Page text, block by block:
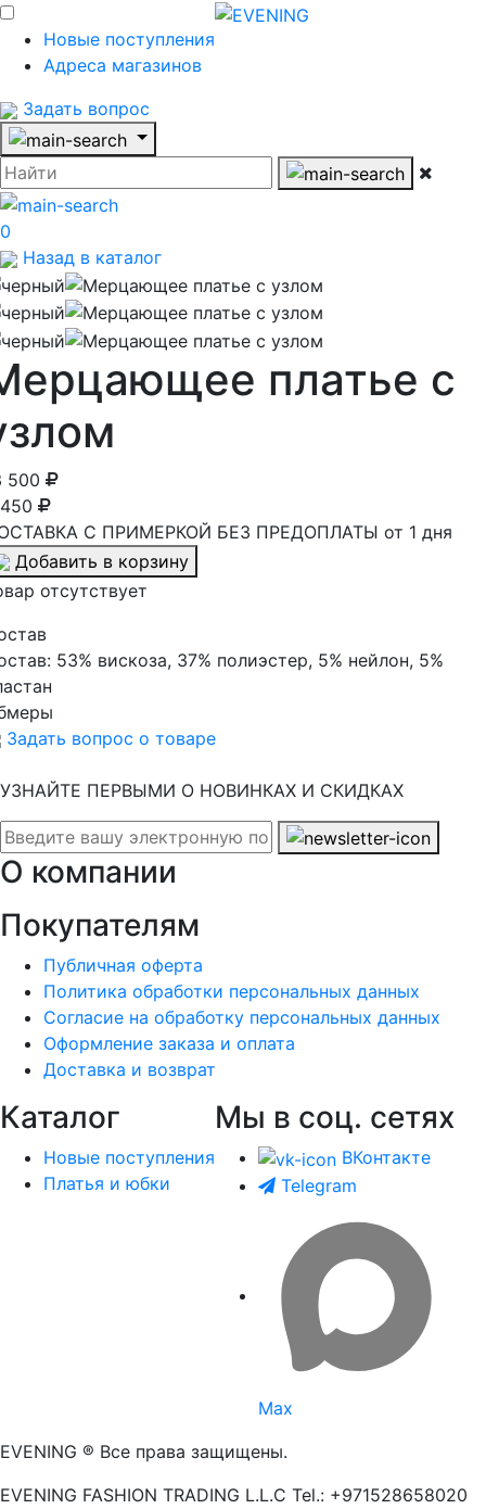
Новые поступления
Адреса магазинов
Задать вопрос
0
Назад в каталог
платье с
500
С ПРИМЕРКОЙ БЕЗ ПРЕДОПЛАТЫ от 1 дня
Добавить в корзину
отсутствует
53% вискоза, 37% полиэстер, 5% нейлон, 5%
Задать вопрос о товаре
УЗНАЙТЕ ПЕРВЫМИ О НОВИНКАХ И СКИДКАХ
О компании
Покупателям
Публичная оферта
Политика обработки персональных данных
Согласие на обработку персональных данных
Оформление заказа и оплата
Доставка и возврат
Каталог
Новые поступления
Платья и юбки
Мы в соц. сетях
ВКонтакте
Telegram
Max
EVENING ® Все права защищены.
EVENING FASHION TRADING L.L.C Tel.: +971528658020